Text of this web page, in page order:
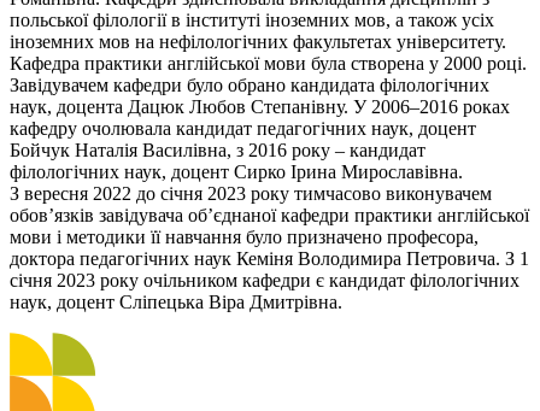
польської філології в інституті іноземних мов, а також усіх
іноземних мов на нефілологічних факультетах університету.
Кафедра практики англійської мови була створена у 2000 році.
Завідувачем кафедри було обрано кандидата філологічних
наук, доцента Дацюк Любов Степанівну. У 2006–2016 роках
кафедру очолювала кандидат педагогічних наук, доцент
Бойчук Наталія Василівна, з 2016 року – кандидат
філологічних наук, доцент Сирко Ірина Мирославівна.
З вересня 2022 до січня 2023 року тимчасово виконувачем
обов’язків завідувача об’єднаної кафедри практики англійської
мови і методики її навчання було призначено професора,
доктора педагогічних наук Кеміня Володимира Петровича. З 1
січня 2023 року очільником кафедри є кандидат філологічних
наук, доцент Сліпецька Віра Дмитрівна.